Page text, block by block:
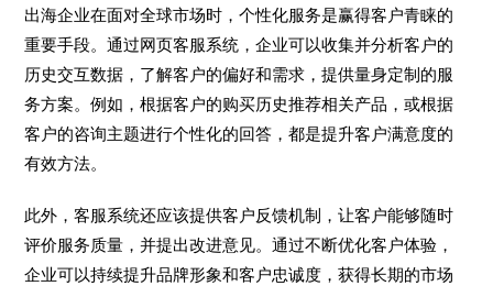
出海企业在面对全球市场时，个性化服务是赢得客户青睐的
重要手段。通过网页客服系统，企业可以收集并分析客户的
历史交互数据，了解客户的偏好和需求，提供量身定制的服
务方案。例如，根据客户的购买历史推荐相关产品，或根据
客户的咨询主题进行个性化的回答，都是提升客户满意度的
有效方法。
此外，客服系统还应该提供客户反馈机制，让客户能够随时
评价服务质量，并提出改进意见。通过不断优化客户体验，
企业可以持续提升品牌形象和客户忠诚度，获得长期的市场